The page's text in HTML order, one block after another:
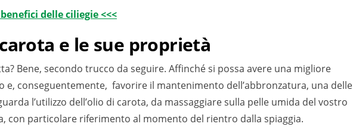
delle ciliegie <<<
carota e le sue proprietà
Bene, secondo trucco da seguire. Affinché si possa avere una migliore
e, conseguentemente, favorire il mantenimento dell’abbronzatura, una delle
l’utilizzo dell’olio di carota, da massaggiare sulla pelle umida del vostro
con particolare riferimento al momento del rientro dalla spiaggia.